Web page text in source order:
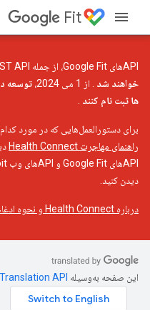
Fit
APIهای Google Fit، از جمله Google Fit REST API،
خواهند شد . از 1 می 2024،
ها ثبت نام کنند
برای دستورالعمل‌هایی که در مورد کدام API یا پلتفرم باید به آن مهاجرت کنید،
راهنمای مهاجرت Health Connect
APIهای Google Fit و APIهای وب Fitbit،
دیدن کنید.
درباره Health Connect و نحوه ادغام با API بیشتر بیاموزید
این صفحه به‌وسیله